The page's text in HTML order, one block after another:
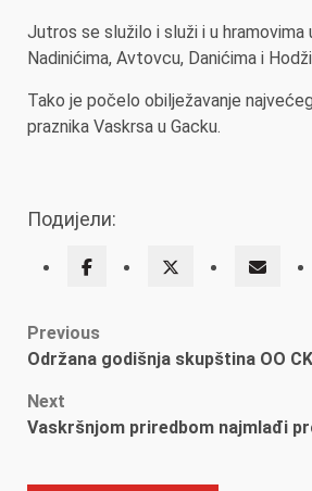
Jutros se služilo i služi i u hramovima
Nadinićima, Avtovcu, Danićima i
Tako je počelo obilježavanje
praznika Vaskrsa u Gacku.
Подијели:
Post
Previous
Održana godišnja skupština OO CK
Next
Vaskršnjom priredbom najmlađi